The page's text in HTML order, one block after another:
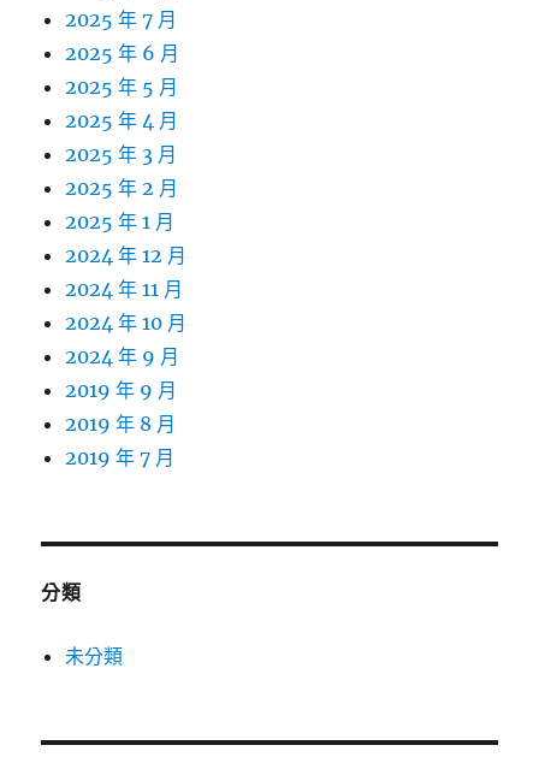
2025 年 7 月
2025 年 6 月
2025 年 5 月
2025 年 4 月
2025 年 3 月
2025 年 2 月
2025 年 1 月
2024 年 12 月
2024 年 11 月
2024 年 10 月
2024 年 9 月
2019 年 9 月
2019 年 8 月
2019 年 7 月
分類
未分類